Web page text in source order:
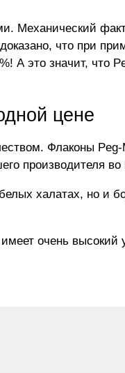
что при
А это значит,
цене
Флаконы Peg-
производителя
халатах, но
очень